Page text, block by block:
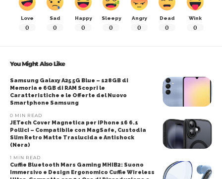
Love
0
Sad
0
Happy
0
Sleepy
0
Angry
0
Dead
0
Wink
0
You Might Also Like
Samsung Galaxy A25 5G Blue – 128GB di
Memoria e 6GB di RAM Scopri le
Caratteristiche e le Offerte del Nuovo
Smartphone Samsung
0 MIN READ
JETech Cover Magnetica per iPhone 16 6.1
Pollici – Compatibile con MagSafe, Custodia
Slim Retro Matte Traslucida e Antishock
(Nera)
1 MIN READ
Cuffie Bluetooth Mars Gaming MHIB2: Suono
Immersivo e Design Ergonomico Cuffie Wireless